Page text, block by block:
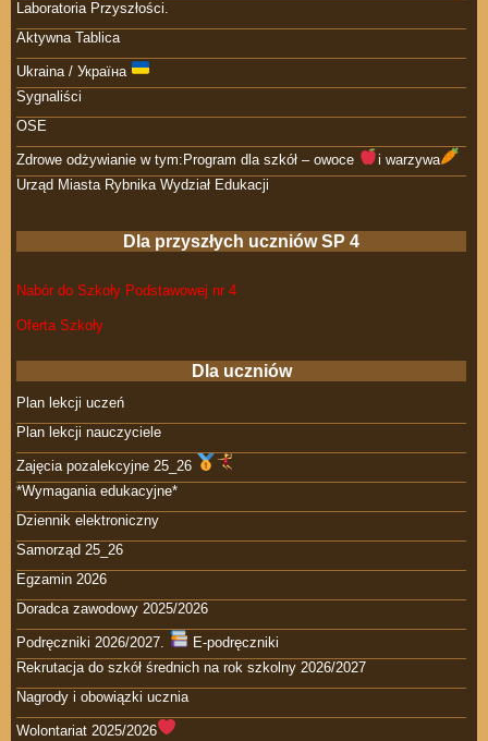
Laboratoria Przyszłości.
Aktywna Tablica
Ukraina / Україна
Sygnaliści
OSE
Zdrowe odżywianie w tym:Program dla szkół – owoce
i warzywa
Urząd Miasta Rybnika Wydział Edukacji
Dla przyszłych uczniów SP 4
Nabór do Szkoły Podstawowej nr 4
Oferta Szkoły
Dla uczniów
Plan lekcji uczeń
Plan lekcji nauczyciele
Zajęcia pozalekcyjne 25_26
*Wymagania edukacyjne*
Dziennik elektroniczny
Samorząd 25_26
Egzamin 2026
Doradca zawodowy 2025/2026
Podręczniki 2026/2027.
E-podręczniki
Rekrutacja do szkół średnich na rok szkolny 2026/2027
Nagrody i obowiązki ucznia
Wolontariat 2025/2026